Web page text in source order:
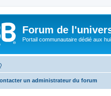
Forum de
Portail communautaire dédié aux
un administrateur du forum